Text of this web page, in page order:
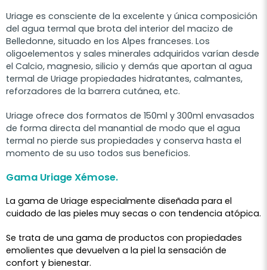
Uriage es consciente de la excelente y única composición
del agua termal que brota del interior del macizo de
Belledonne, situado en los Alpes franceses. Los
oligoelementos y sales minerales adquiridos varían desde
el Calcio, magnesio, silicio y demás que aportan al agua
termal de Uriage propiedades hidratantes, calmantes,
reforzadores de la barrera cutánea, etc.
Uriage ofrece dos formatos de 150ml y 300ml envasados
de forma directa del manantial de modo que el agua
termal no pierde sus propiedades y conserva hasta el
momento de su uso todos sus beneficios.
Gama Uriage Xémose.
La gama de Uriage especialmente diseñada para el
cuidado de las pieles muy secas o con tendencia atópica.
Se trata de una gama de productos con propiedades
emolientes que devuelven a la piel la sensación de
confort y bienestar.